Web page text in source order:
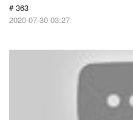
# 363
2020-07-30 03:27